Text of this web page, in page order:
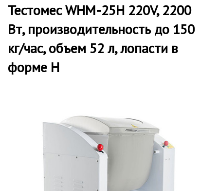
Тестомес WHM-25H 220V, 2200
Вт, производительность до 150
кг/час, объем 52 л, лопасти в
форме H